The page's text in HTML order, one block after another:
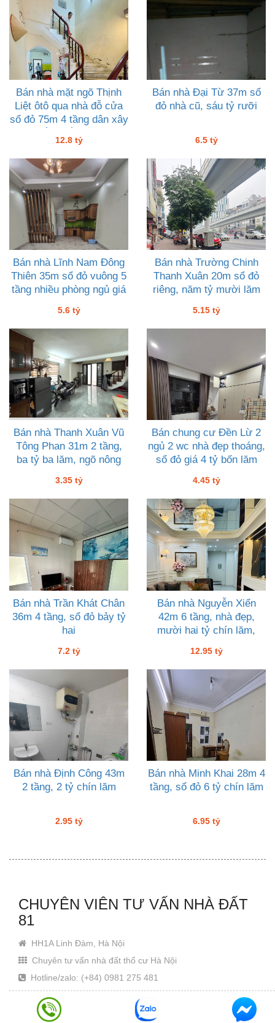
Bán nhà mặt ngõ Thịnh
Liệt ôtô qua nhà đỗ cửa
sổ đỏ 75m 4 tầng dân xây
12.8 tỷ
Bán nhà Đại Từ 37m sổ
đỏ nhà cũ, sáu tỷ rưỡi
6.5 tỷ
Bán nhà Lĩnh Nam Đông
Thiên 35m sổ đỏ vuông 5
tầng nhiều phòng ngủ giá
5.6 tỷ
Bán nhà Trường Chinh
Thanh Xuân 20m sổ đỏ
riêng, năm tỷ mười lăm
5.15 tỷ
Bán nhà Thanh Xuân Vũ
Tông Phan 31m 2 tầng,
ba tỷ ba lăm, ngõ nông
3.35 tỷ
Bán chung cư Đền Lừ 2
ngủ 2 wc nhà đẹp thoáng,
sổ đỏ giá 4 tỷ bốn lăm
4.45 tỷ
Bán nhà Trần Khát Chân
36m 4 tầng, sổ đỏ bảy tỷ
hai
7.2 tỷ
Bán nhà Nguyễn Xiển
42m 6 tầng, nhà đẹp,
mười hai tỷ chín lăm,
12.95 tỷ
Bán nhà Định Công 43m
2 tầng, 2 tỷ chín lăm
2.95 tỷ
Bán nhà Minh Khai 28m 4
tầng, sổ đỏ 6 tỷ chín lăm
6.95 tỷ
CHUYÊN VIÊN TƯ VẤN NHÀ ĐẤT
81
HH1A Linh Đàm, Hà Nội
Chuyên tư vấn nhà đất thổ cư Hà Nội
Hotline/zalo: (+84) 0981 275 481